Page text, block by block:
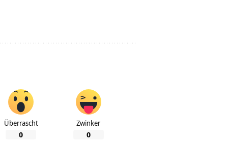
Überrascht
0
Zwinker
0